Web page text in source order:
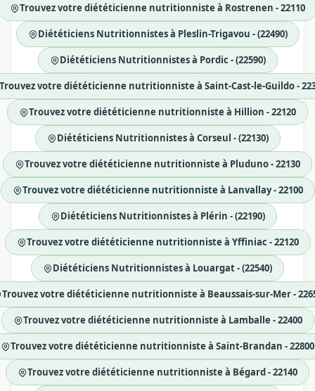
Trouvez votre diététicienne nutritionniste à Rostrenen - 22110
Diététiciens Nutritionnistes à Pleslin-Trigavou - (22490)
Diététiciens Nutritionnistes à Pordic - (22590)
votre diététicienne nutritionniste à Saint-Cast-le-Guildo -
Trouvez votre diététicienne nutritionniste à Hillion - 22120
Diététiciens Nutritionnistes à Corseul - (22130)
Trouvez votre diététicienne nutritionniste à Pluduno - 22130
Trouvez votre diététicienne nutritionniste à Lanvallay - 22100
Diététiciens Nutritionnistes à Plérin - (22190)
Trouvez votre diététicienne nutritionniste à Yffiniac - 22120
Diététiciens Nutritionnistes à Louargat - (22540)
Trouvez votre diététicienne nutritionniste à Beaussais-sur-Mer -
Trouvez votre diététicienne nutritionniste à Lamballe - 22400
Trouvez votre diététicienne nutritionniste à Saint-Brandan - 22800
Trouvez votre diététicienne nutritionniste à Bégard - 22140